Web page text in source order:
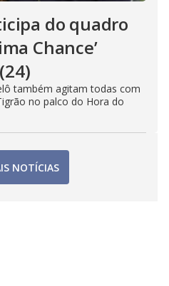
do quadro
Chance’
também agitam todas com
no palco do Hora do
NOTÍCIAS